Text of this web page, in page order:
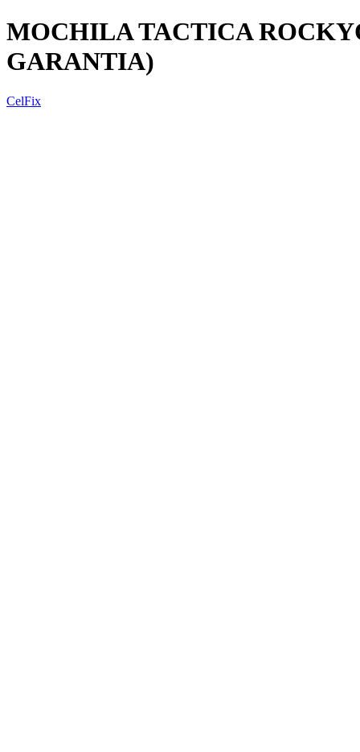
MOCHILA TACTICA
GARANTIA)
CelFix